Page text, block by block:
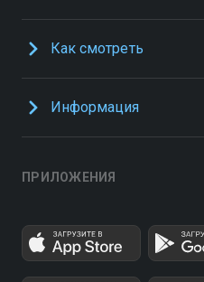
Как смотреть
Информация
ПРИЛОЖЕНИЯ